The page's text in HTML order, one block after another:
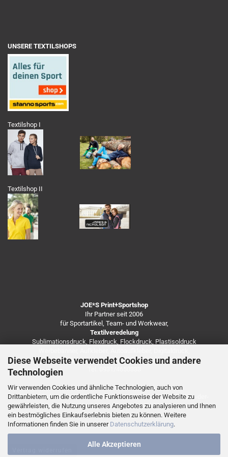
Diese Webseite verwendet Cookies und andere
Technologien
Wir verwenden Cookies und ähnliche Technologien, auch von
Drittanbietern, um die ordentliche Funktionsweise der Website zu
gewährleisten, die Nutzung unseres Angebotes zu analysieren und Ihnen
ein bestmögliches Einkaufserlebnis bieten zu können. Weitere
Informationen finden Sie in unserer Datenschutzerklärung.
Alle Akzeptieren
UNSERE TEXTILSHOPS
Textilshop I
Textilshop II
JOE*S Print+Sportshop
Ihr Partner seit 2006
für Sportartikel, Team- und Workwear,
Textilveredelung
Sublimationsdruck, Flexdruck, Flockdruck, Plastisoldruck
Besticken von Arbeitsbekleidung u.v.m.
https://de.freepik.com/fotos-kostenlos/coronavirus-infektion-der-
vorderansicht-mit-speicherplatz_7248138.htm